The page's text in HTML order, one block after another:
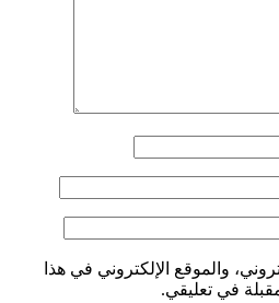
والموقع الإلكتروني في هذا
في تعليقي.